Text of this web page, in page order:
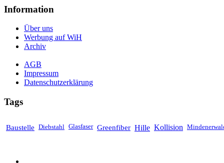
Information
Über uns
Werbung auf WiH
Archiv
AGB
Impressum
Datenschutzerklärung
Tags
Baustelle Diebstahl Glasfaser Greenfiber Hille Kollision